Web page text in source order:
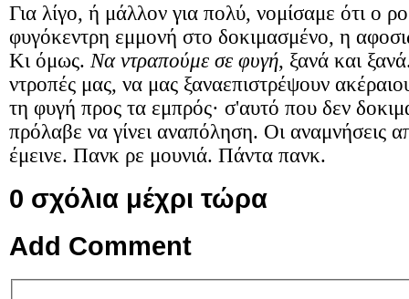
Για λίγο, ή μάλλον για πολύ, νομίσαμε ότι ο
φυγόκεντρη εμμονή στο δοκιμασμένο, η
Κι όμως. Να ντραπούμε σε φυγή, ξανά και
ντροπές μας, να μας ξαναεπιστρέψουν
τη φυγή προς τα εμπρός· σ'αυτό που δεν
πρόλαβε να γίνει αναπόληση. Οι αναμνήσεις
έμεινε. Πανκ ρε μουνιά. Πάντα πανκ.
0 σχόλια μέχρι τώρα
Add Comment